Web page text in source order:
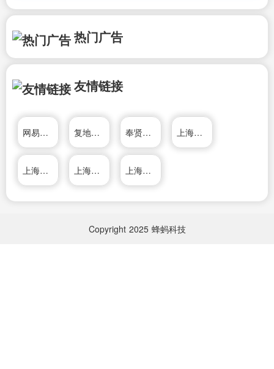
热门广告
友情链接
网易上海房产 复地（集团）股份有限公司 奉贤部落 上海华硕招聘中心
上海伯谦物业管理有限公司 上海奉贤 上海房产网
Copyright 2025 蜂蚂科技